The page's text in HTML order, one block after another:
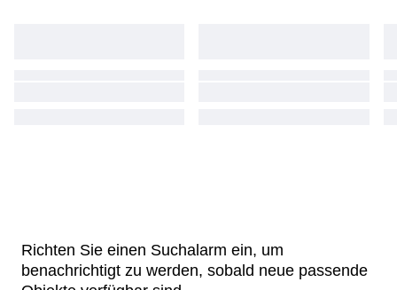
Richten Sie einen Suchalarm ein, um
benachrichtigt zu werden, sobald neue passende